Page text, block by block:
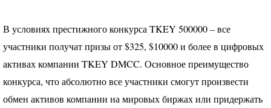
В условиях престижного конкурсаTKEY500000 – все
участники получат призы от $325, $10000 и более в цифровых
активах компании TKEYDMCC. Основное преимущество
конкурса, что абсолютно все участники смогут произвести
обмен активов компании на мировых биржах или придержать